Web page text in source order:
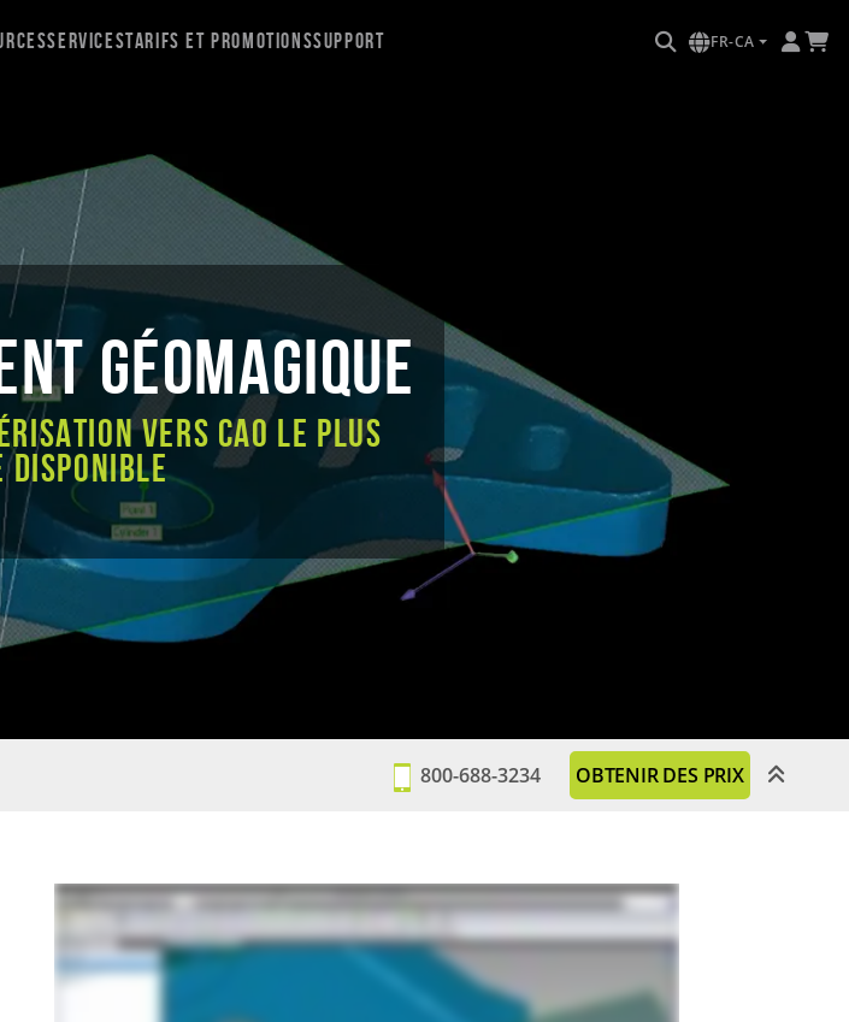
ServicesTarifs et promotionsSupport FR-CA
géomagique
vers CAO le plus
disponible
800-688-3234 OBTENIR DES PRIX